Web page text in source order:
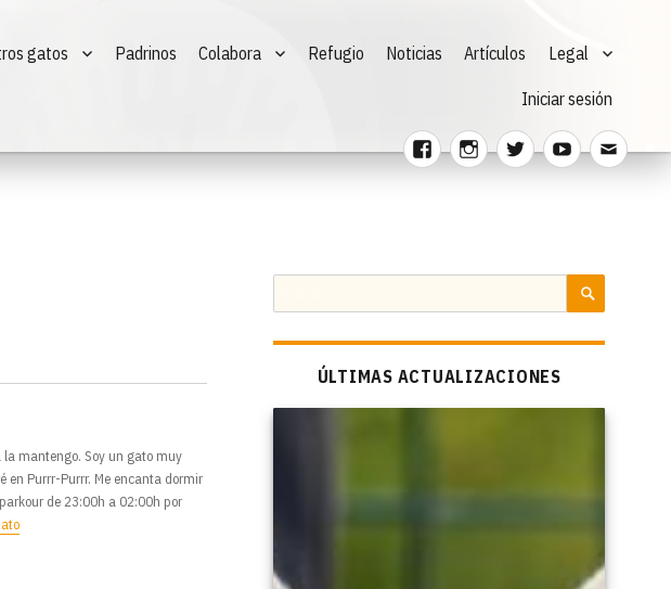
FacebookInstagram
TwitterYoutubeCorreo
gatos Padrinos Colabora Refugio Noticias Artículos Legal
Iniciar sesión
mantengo. Soy un gato muy
en Purrr-Purrr. Me encanta dormir
de 23:00h a 02:00h por
por:
ÚLTIMAS ACTUALIZACIONES